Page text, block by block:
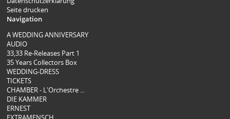
Seite drucken
Navigation
A WEDDING ANNIVERSARY
AUDIO
33,33 Re-Releases Part 1
35 Years Collectors Box
WEDDING-DRESS
TICKETS
CHAMBER - L'Orchestre ...
DIE KAMMER
ERNEST